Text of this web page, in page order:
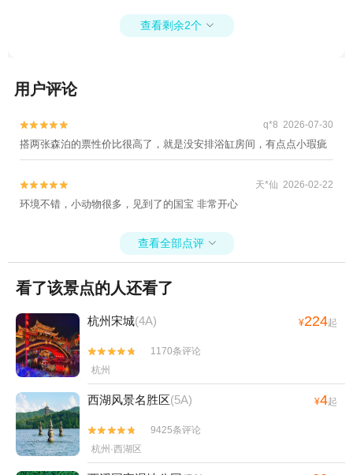
湖天下景+灵隐寺+西溪印象城极速冰雪世界
孔庙+杭州世外桃源+灵隐飞来峰-凉亭+西溪
城市文化公园1日游
江+西溪国家湿地公园+西湖游船+灵隐寺+杭
州宋城+午潮山国家森林公园1日游
查看剩余2个 
用户评论

 q*8 2026-07-30
搭两张森泊的票性价比很高了，就是没安排浴缸房间，有点点小瑕疵

 天*仙 2026-02-22
环境不错，小动物很多，见到了的国宝 非常开心
查看全部点评 
看了该景点的人还看了
杭州宋城(4A) ¥224起


1170条评论
杭州
西湖风景名胜区(5A) ¥4起


9425条评论
杭州·西湖区